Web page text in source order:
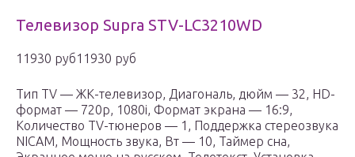
Телевизор Supra STV-LC3210WD
11930 руб11930 руб
Тип TV — ЖК-телевизор, Диагональ, дюйм — 32, HD-
формат — 720p, 1080i, Формат экрана — 16:9,
Количество TV-тюнеров — 1, Поддержка стереозвука
NICAM, Мощность звука, Вт — 10, Таймер сна,